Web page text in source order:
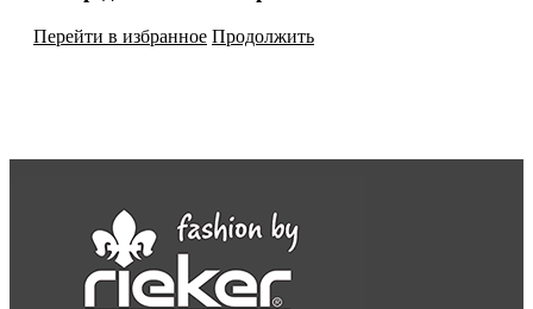
Перейти в избранное Продолжить